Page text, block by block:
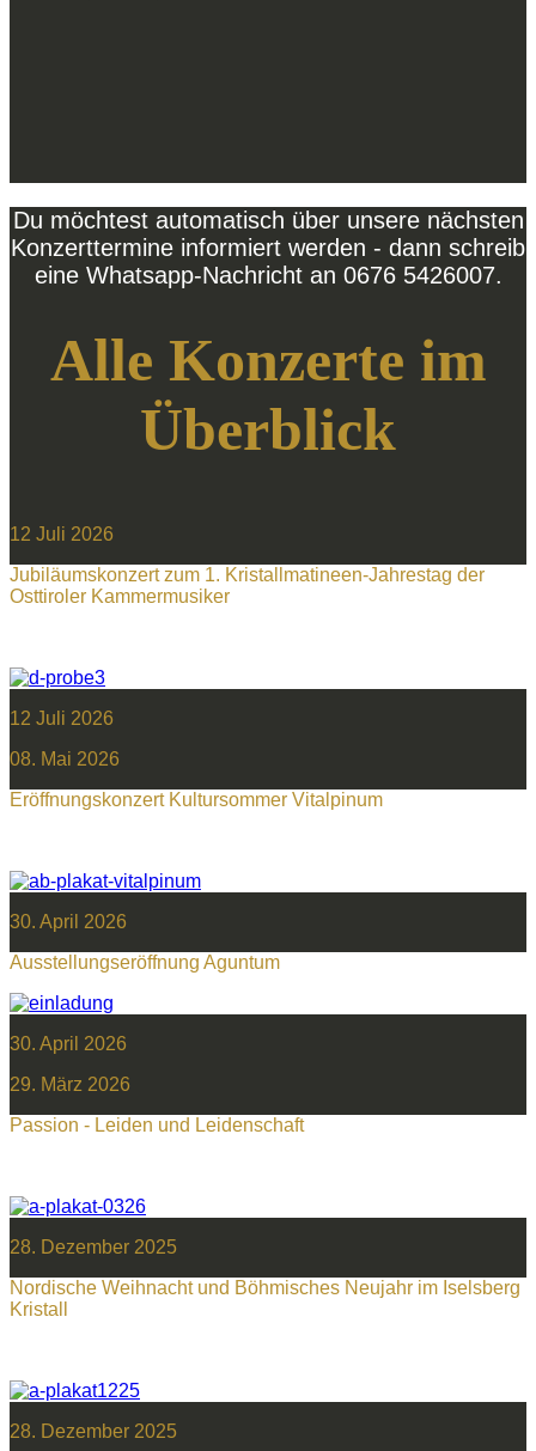
Du möchtest automatisch über unsere nächsten
Konzerttermine informiert werden - dann schreib
eine Whatsapp-Nachricht an 0676 5426007.
Alle Konzerte im
Überblick
12 Juli 2026
Jubiläumskonzert zum 1. Kristallmatineen-Jahrestag der
Osttiroler Kammermusiker
12 Juli 2026
08. Mai 2026
Eröffnungskonzert Kultursommer Vitalpinum
30. April 2026
Ausstellungseröffnung Aguntum
30. April 2026
29. März 2026
Passion - Leiden und Leidenschaft
28. Dezember 2025
Nordische Weihnacht und Böhmisches Neujahr im Iselsberg
Kristall
28. Dezember 2025